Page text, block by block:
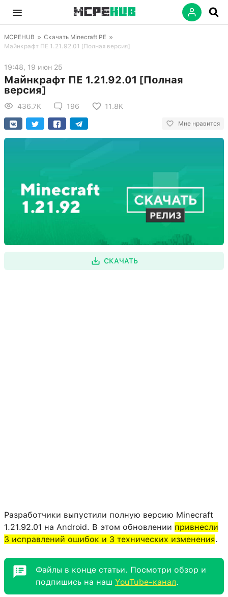
MCPEHUB » Скачать Minecraft PE »
Майнкрафт ПЕ 1.21.92.01 [Полная версия]
19:48, 19 июн 25
Майнкрафт ПЕ 1.21.92.01 [Полная
версия]
436.7K 196 11.8K
Мне нравится
СКАЧАТЬ
Разработчики выпустили полную версию Minecraft
1.21.92.01 на Android. В этом обновлении привнесли
3 исправлений ошибок и 3 технических изменения.
Файлы в конце статьи. Посмотри обзор и
подпишись на наш YouTube-канал.